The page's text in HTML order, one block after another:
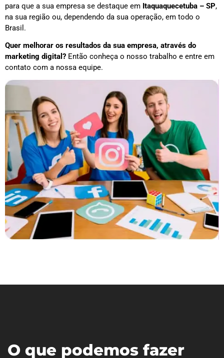
para que a sua empresa se destaque em Itaquaquecetuba – SP,
na sua região ou, dependendo da sua operação, em todo o
Brasil.
Quer melhorar os resultados da sua empresa, através do
marketing digital? Então conheça o nosso trabalho e entre em
contato com a nossa equipe.
O que podemos fazer